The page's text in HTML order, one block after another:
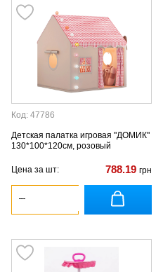
Код: 47786
Детская палатка игровая "ДОМИК"
130*100*120см, розовый
Цена за шт: 788.19 грн